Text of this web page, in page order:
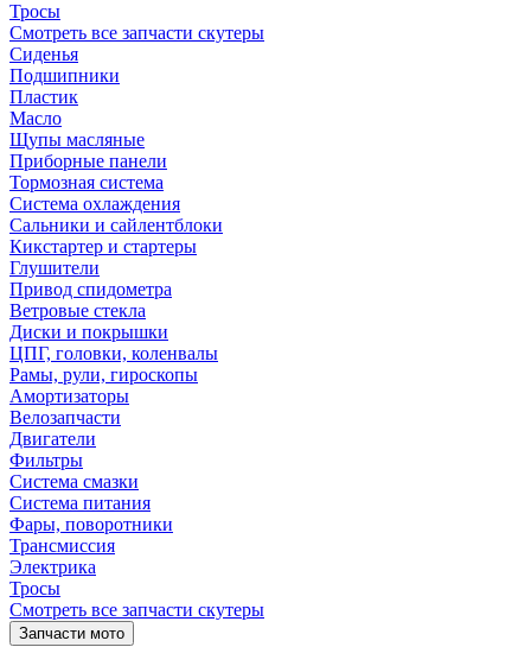
Тросы
Смотреть все запчасти скутеры
Сиденья
Подшипники
Пластик
Масло
Щупы масляные
Приборные панели
Тормозная система
Система охлаждения
Сальники и сайлентблоки
Кикстартер и стартеры
Глушители
Привод спидометра
Ветровые стекла
Диски и покрышки
ЦПГ, головки, коленвалы
Рамы, рули, гироскопы
Амортизаторы
Велозапчасти
Двигатели
Фильтры
Система смазки
Система питания
Фары, поворотники
Трансмиссия
Электрика
Тросы
Смотреть все запчасти скутеры
Запчасти мото